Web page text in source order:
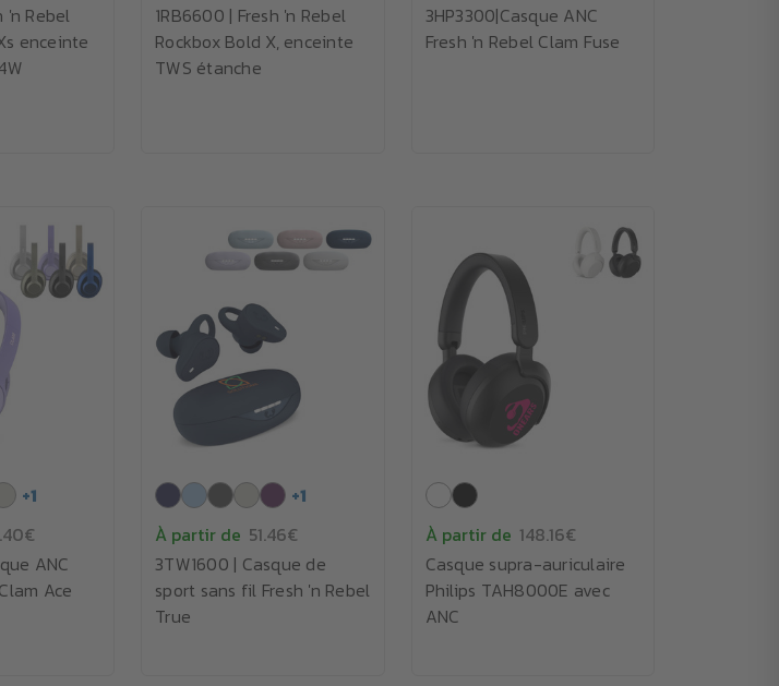
'n Rebel
enceinte
1RB6600 | Fresh 'n Rebel
Rockbox Bold X, enceinte
TWS étanche
3HP3300|Casque ANC
Fresh 'n Rebel Clam Fuse
+1
ANC
Ace
+1
À partir de 51.46€
3TW1600 | Casque de
sport sans fil Fresh 'n Rebel
True
À partir de 148.16€
Casque supra-auriculaire
Philips TAH8000E avec
ANC